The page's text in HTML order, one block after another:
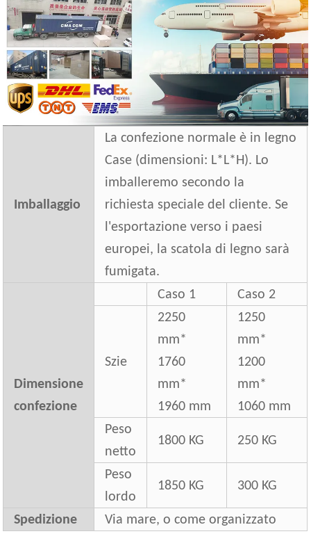
Imballaggio
La confezione normale è in legno
Case (dimensioni: L*L*H). Lo
imballeremo secondo la
richiesta speciale del cliente. Se
l'esportazione verso i paesi
europei, la scatola di legno sarà
fumigata.
Dimensione
confezione
Caso 1 Caso 2
Szie
2250
mm*
1760
mm*
1960 mm
1250
mm*
1200
mm*
1060 mm
Peso
netto
1800 KG 250 KG
Peso
lordo
1850 KG 300 KG
Spedizione Via mare, o come organizzato